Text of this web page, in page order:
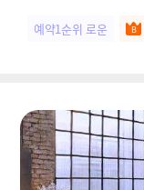
예약1순위 로운